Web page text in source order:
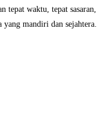
tepat waktu, tepat sasaran,
yang mandiri dan sejahtera.